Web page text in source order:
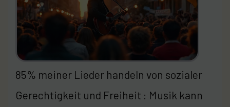
85% meiner Lieder handeln von sozialer
Gerechtigkeit und Freiheit : Musik kann